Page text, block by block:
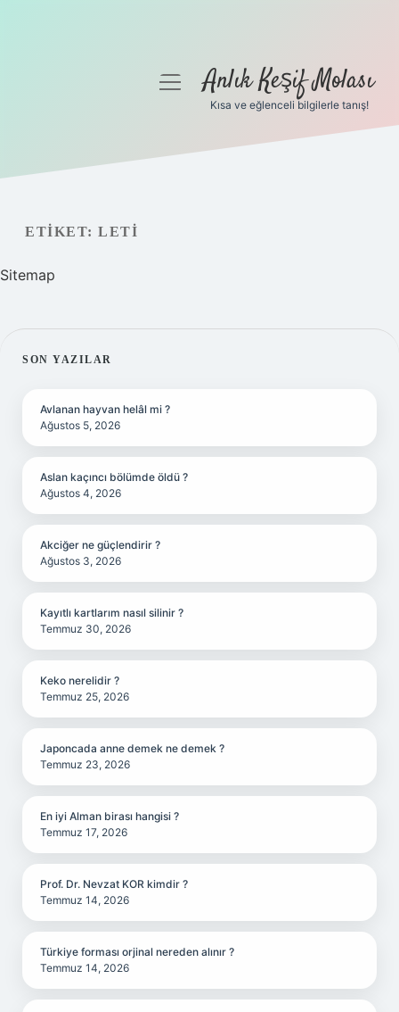
Gizlilik Politikası
menüyüAnlık Keşif Molası
Kısa ve eğlenceli bilgilerle tanış!
ETIKET: LETI
Sitemap
SIDEBAR
SON YAZILAR
Avlanan hayvan helâl mi ?
Ağustos 5, 2026
Aslan kaçıncı bölümde öldü ?
Ağustos 4, 2026
Akciğer ne güçlendirir ?
Ağustos 3, 2026
Kayıtlı kartlarım nasıl silinir ?
Temmuz 30, 2026
Keko nerelidir ?
Temmuz 25, 2026
Japoncada anne demek ne demek ?
Temmuz 23, 2026
En iyi Alman birası hangisi ?
Temmuz 17, 2026
Prof. Dr. Nevzat KOR kimdir ?
Temmuz 14, 2026
Türkiye forması orjinal nereden alınır ?
Temmuz 14, 2026